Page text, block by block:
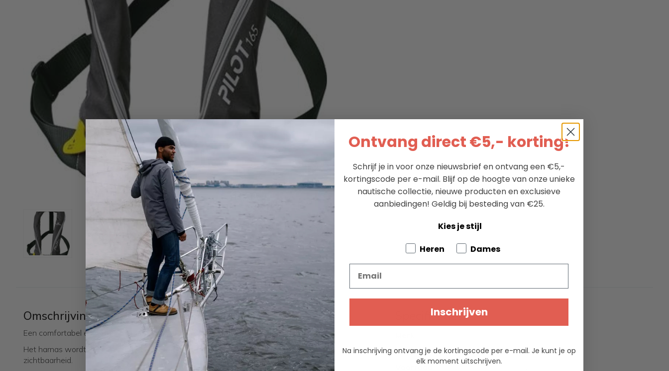
Omschrijving
Een comfortabel en lichtgewicht opblaasbaar reddingsvest met harnas.
Het harnas wordt bevestigd met lussen met retroreflecterend draad voor betere
zichtbaarheid.
Specificaties
Materiaal
polyester
Ontvang direct €5,- korting!
Schrijf je in voor onze nieuwsbrief en ontvang een €5,-
kortingscode per e-mail. Blijf op de hoogte van onze unieke
nautische collectie, nieuwe producten en exclusieve
aanbiedingen! Geldig bij besteding van €25.
Kies je stijl
Tell us about your pets
Heren
Dames
Inschrijven
Na inschrijving ontvang je de kortingscode per e-mail. Je kunt je op
elk moment uitschrijven.